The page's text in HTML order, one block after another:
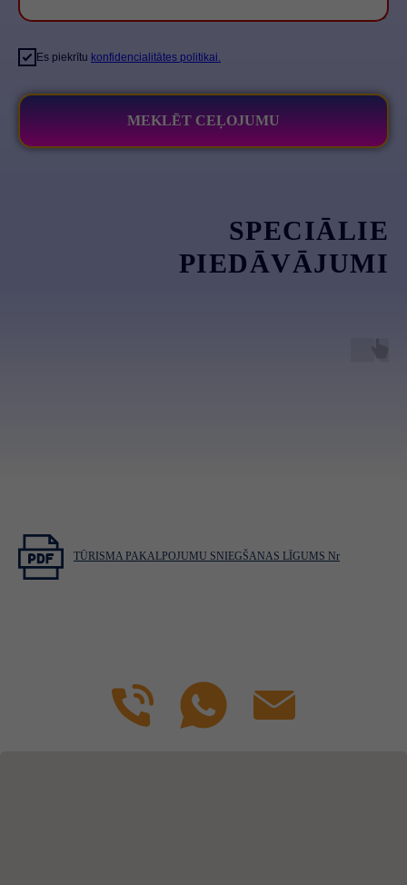
Es piekrītu konfidencialitātes politikai.
MEKLĒT CEĻOJUMU
SPECIĀLIE
PIEDĀVĀJUMI
TŪRISMA PAKALPOJUMU SNIEGŠANAS LĪGUMS Nr